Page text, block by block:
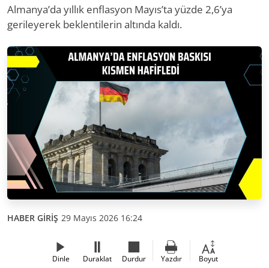
Almanya’da yıllık enflasyon Mayıs’ta yüzde 2,6’ya
gerileyerek beklentilerin altında kaldı.
HABER GİRİŞ 29 Mayıs 2026 16:24
Dinle Duraklat Durdur Yazdır Boyut